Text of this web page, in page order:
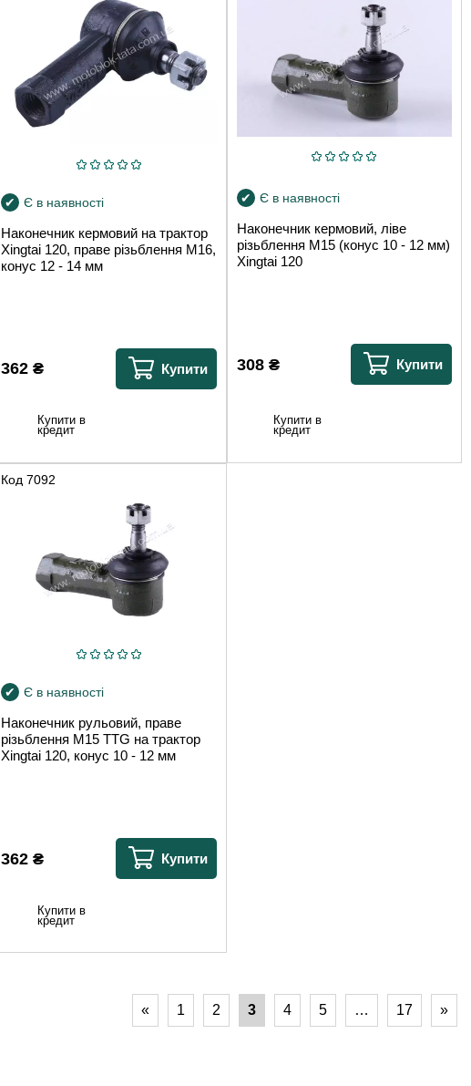
Є в наявності
Наконечник кермовий на трактор
Xingtai 120, праве різьблення М16,
конус 12 - 14 мм
362 ₴ Купити
Купити в
кредит
Є в наявності
Наконечник кермовий, ліве
різьблення М15 (конус 10 - 12 мм)
Xingtai 120
308₴ Купити
Купити в
кредит
Код 7092
Є в наявності
Наконечник рульовий, праве
різьблення М15 TTG на трактор
Xingtai 120, конус 10 - 12 мм
362 ₴ Купити
Купити в
кредит
« 1 2 3 4 5 … 17 »